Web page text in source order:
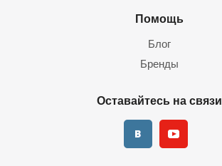
Помощь
Блог
Бренды
Оставайтесь на связи